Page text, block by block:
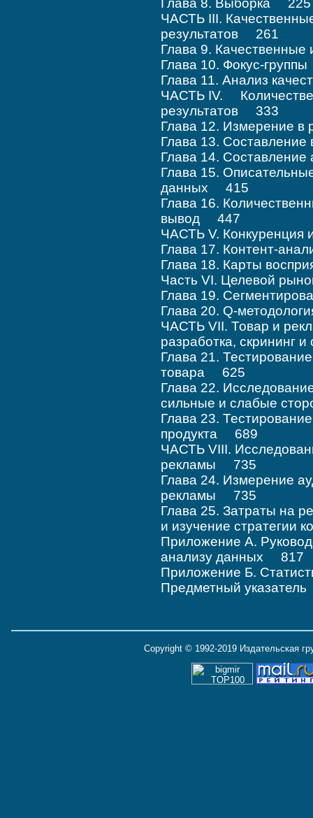
Глава 8. Выборка 225
ЧАСТЬ III.
результатов 261
Глава 9.
Глава 10. Фокус-
Глава 11. Анализ
ЧАСТЬ IV.
результатов 333
Глава 12. Измерение
Глава 13.
Глава 14.
Глава 15.
данных 415
Глава 16.
вывод 447
ЧАСТЬ V. Конкуренция
Глава 17. Контент-
Глава 18. Карты
Часть VI. Целевой
Глава 19.
Глава 20. Q-
ЧАСТЬ VII. Товар и
разработка, скрининг
Глава 21.
товара 625
Глава 22.
сильные и слабые
Глава 23.
продукта 689
ЧАСТЬ VIII.
рекламы 735
Глава 24. Измерение
рекламы 735
Глава 25. Затраты на
и изучение стратегии
Приложение А.
анализу данных 817
Приложение Б.
Предметный
Copyright © 1992-2019 Издательская